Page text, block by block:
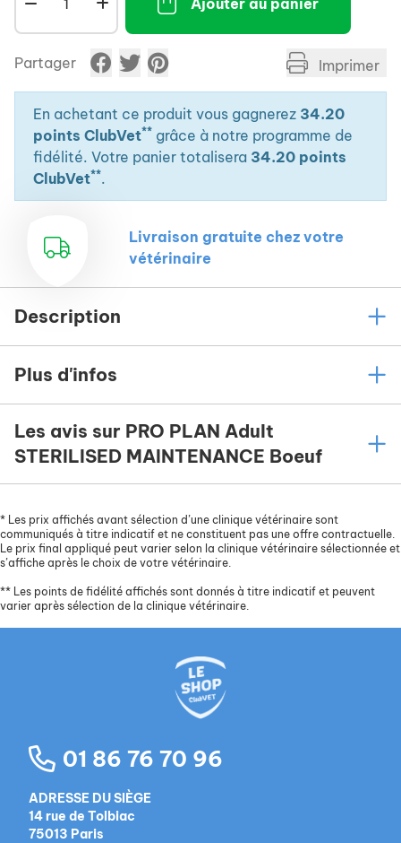
Ajouter au panier
Partager Imprimer
En achetant ce produit vous gagnerez 34.20
points ClubVet** grâce à notre programme de
fidélité. Votre panier totalisera 34.20 points
ClubVet**.
Livraison gratuite chez votre
vétérinaire
Description
Plus d'infos
Les avis sur PRO PLAN Adult
STERILISED MAINTENANCE Boeuf
* Les prix affichés avant sélection d’une clinique vétérinaire sont
communiqués à titre indicatif et ne constituent pas une offre contractuelle.
Le prix final appliqué peut varier selon la clinique vétérinaire sélectionnée et
s’affiche après le choix de votre vétérinaire.
** Les points de fidélité affichés sont donnés à titre indicatif et peuvent
varier après sélection de la clinique vétérinaire.
01 86 76 70 96
ADRESSE DU SIÈGE
14 rue de Tolbiac
75013 Paris